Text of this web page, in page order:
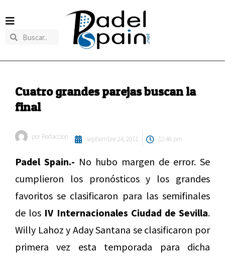
Cuatro grandes parejas buscan la
final
por Redaccion septiembre 24, 2011 12:46 pm
Padel Spain.- No hubo margen de error. Se
cumplieron los pronósticos y los grandes
favoritos se clasificaron para las semifinales
de los IV Internacionales Ciudad de Sevilla.
Willy Lahoz y Aday Santana se clasificaron por
primera vez esta temporada para dicha